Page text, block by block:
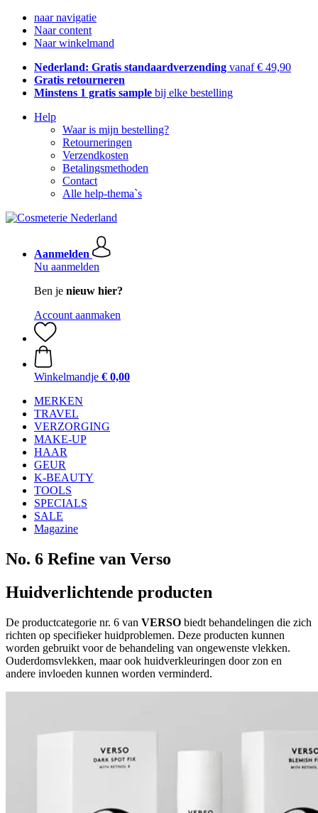
naar navigatie
Naar content
Naar winkelmand
Nederland: Gratis standaardverzending vanaf € 49,90
Gratis retourneren
Minstens 1 gratis sample bij elke bestelling
Help
Waar is mijn bestelling?
Retourneringen
Verzendkosten
Betalingsmethoden
Contact
Alle help-thema`s
Aanmelden
Nu aanmelden
Ben je nieuw hier?
Account aanmaken
Winkelmandje € 0,00
MERKEN
TRAVEL
VERZORGING
MAKE-UP
HAAR
GEUR
K-BEAUTY
TOOLS
SPECIALS
SALE
Magazine
No. 6 Refine van Verso
Huidverlichtende producten
De productcategorie nr. 6 van VERSO biedt behandelingen die zich
richten op specifieker huidproblemen. Deze producten kunnen
worden gebruikt voor de behandeling van ongewenste vlekken.
Ouderdomsvlekken, maar ook huidverkleuringen door zon en
andere invloeden kunnen worden verminderd.